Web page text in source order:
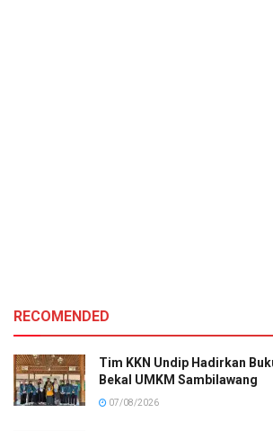
RECOMENDED
Tim KKN Undip Hadirkan
Bekal UMKM Sambilawang
07/08/2026